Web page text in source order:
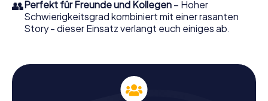
👥Perfekt für Freunde und Kollegen – Hoher
Schwierigkeitsgrad kombiniert mit einer rasanten
Story - dieser Einsatz verlangt euch einiges ab.